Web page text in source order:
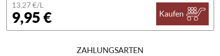
13,27 €/L
9,95 € Kaufen
ZAHLUNGSARTEN